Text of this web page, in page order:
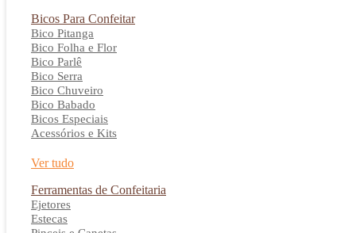
Bicos Para Confeitar
Bico Pitanga
Bico Folha e Flor
Bico Parlê
Bico Serra
Bico Chuveiro
Bico Babado
Bicos Especiais
Acessórios e Kits
Ver tudo
Ferramentas de Confeitaria
Ejetores
Estecas